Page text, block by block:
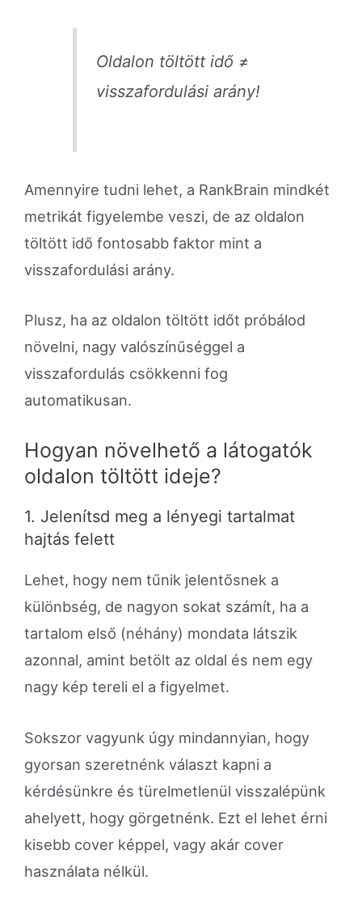
Oldalon töltött idő ≠
visszafordulási arány!
Amennyire tudni lehet, a RankBrain mindkét
metrikát figyelembe veszi, de az oldalon
töltött idő fontosabb faktor mint a
visszafordulási arány.
Plusz, ha az oldalon töltött időt próbálod
növelni, nagy valószínűséggel a
visszafordulás csökkenni fog
automatikusan.
Hogyan növelhető a látogatók
oldalon töltött ideje?
1. Jelenítsd meg a lényegi tartalmat
hajtás felett
Lehet, hogy nem tűnik jelentősnek a
különbség, de nagyon sokat számít, ha a
tartalom első (néhány) mondata látszik
azonnal, amint betölt az oldal és nem egy
nagy kép tereli el a figyelmet.
Sokszor vagyunk úgy mindannyian, hogy
gyorsan szeretnénk választ kapni a
kérdésünkre és türelmetlenül visszalépünk
ahelyett, hogy görgetnénk. Ezt el lehet érni
kisebb cover képpel, vagy akár cover
használata nélkül.